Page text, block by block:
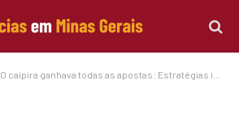
O caipira ganhava todas as apostas: Estratégias infalíveis de um vencedor rural